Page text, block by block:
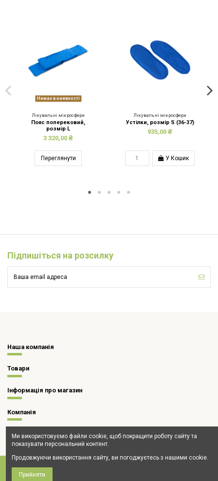
Немає в наявності
Лікувальні мікросфери
Пояс поперековий,
розмір L
3 320,00 ₴
Переглянути
Лікувальні мікросфери
Устілки, розмір S (36-37)
935,00 ₴
У Кошик
Підпишіться на розсилку
Наша компанія
Товари
Інформація про магазин
Компанія
Ми використовуємо файли cookie, щоб покращити роботу сайту та
показувати персональний контент.
Продовжуючи використання сайту, ви погоджуєтесь з нашими cookie.
Прийняти